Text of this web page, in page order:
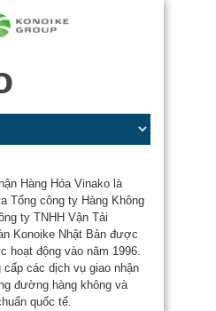
Hàng Hóa Vinako là
Tổng công ty Hàng Không
ty TNHH Vận Tải
Konoike Nhật Bản được
hoạt động vào năm 1996.
các dịch vụ giao nhận
đường hàng không và
quốc tế.